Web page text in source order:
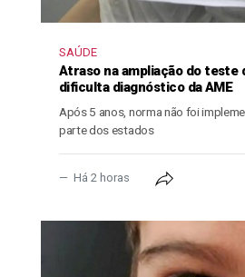
SAÚDE
Atraso na ampliação do teste
dificulta diagnóstico da AME
Após 5 anos, norma não foi
parte dos estados
Há 2 horas